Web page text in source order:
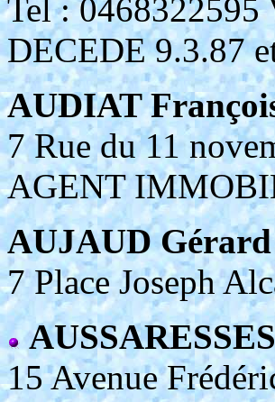
Tel :
DECEDE 9.3.87
AUDIAT
7 Rue du 11
AGENT
AUJAUD Gérard
7 Place Joseph
15 Avenue